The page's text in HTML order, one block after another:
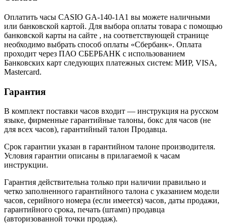
Оплатить часы CASIO GA-140-1A1 вы можете наличными
или банковской картой. Для выбора оплаты товара с помощью
банковской карты на сайте , на соответствующей странице
необходимо выбрать способ оплаты «Сбербанк». Оплата
проходит через ПАО СБЕРБАНК с использованием
Банковских карт следующих платежных систем: МИР, VISA,
Mastercard.
Гарантия
В комплект поставки часов входит — инструкция на русском
языке, фирменные гарантийные талоны, бокс для часов (не
для всех часов), гарантийный талон Продавца.
Срок гарантии указан в гарантийном талоне производителя.
Условия гарантии описаны в прилагаемой к часам
инструкции.
Гарантия действительна только при наличии правильно и
четко заполненного гарантийного талона с указанием модели
часов, серийного номера (если имеется) часов, даты продажи,
гарантийного срока, печать (штамп) продавца
(авторизованной точки продаж).